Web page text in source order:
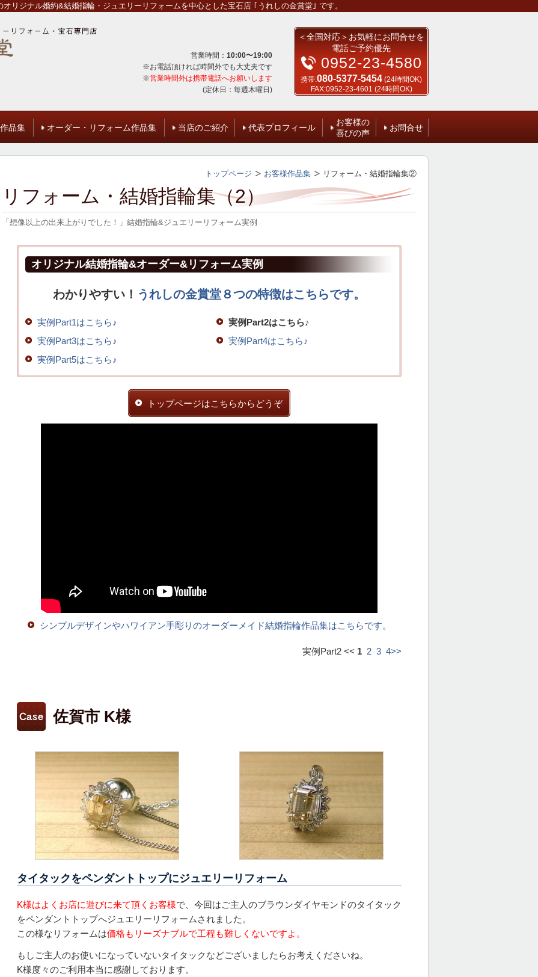
オリジナル婚約&結婚指輪・ジュエリーリフォームを中心とした宝石店 ｢うれしの金賞堂｣ です。
営業時間： 10:00〜19:00
※お電話頂ければ時間外でも大丈夫です
※営業時間外は携帯電話へお願いします
(定休日：毎週木曜日)
＜全国対応＞お気軽にお問合せを
電話ご予約優先
0952-23-4580
携帯:080-5377-5454 (24時間OK)
FAX:0952-23-4601 (24時間OK)
品集 オーダー・リフォーム作品集 当店のご紹介 代表プロフィール
お客様の
喜びの声
お問合せ
トップページ お客様作品集 リフォーム・結婚指輪集②
リフォーム・結婚指輪集（2）
「想像以上の出来上がりでした！」結婚指輪&ジュエリーリフォーム実例
オリジナル結婚指輪&オーダー&リフォーム実例
わかりやすい！ うれしの金賞堂８つの特徴はこちらです。
実例Part1はこちら♪
実例Part2はこちら♪
実例Part3はこちら♪
実例Part4はこちら♪
実例Part5はこちら♪
トップページはこちらからどうぞ
シンプルデザインやハワイアン手彫りのオーダーメイド結婚指輪作品集はこちらです。
実例Part2 << 1 2 3 4>>
佐賀市 K様
タイタックをペンダントトップにジュエリーリフォーム
K様はよくお店に遊びに来て頂くお客様で、今回はご主人のブラウンダイヤモンドのタイタック
をペンダントトップへジュエリーリフォームされました。
この様なリフォームは価格もリーズナブルで工程も難しくないですよ。
もしご主人のお使いになっていないタイタックなどございましたらお考えくださいね。
K様度々のご利用本当に感謝しております。